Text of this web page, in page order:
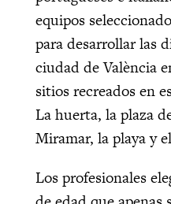
equipos
para desarrollar las
ciudad de València
sitios recreados en
La huerta, la plaza
Miramar, la playa y
Los profesionales